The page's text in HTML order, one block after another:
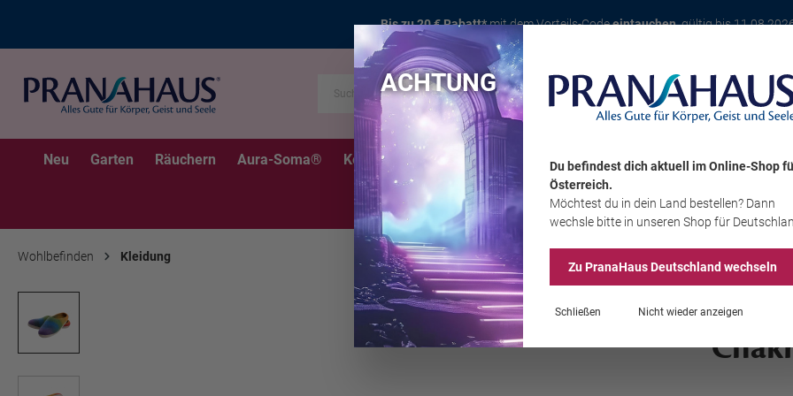
Bis zu 20 € Rabatt*mit dem Vorteils-Codeeintauchen, gültig bis
Karte
Neu Garten Räuchern Aura-Soma® Kerzen Schmuck Edelsteine Wohnambiente
Sale
Wohlbefinden Kleidung
ACHTUNG
Du befindest dich aktuell im Online-Shop
Österreich.
Möchtest du in dein Land bestellen? Dann
wechsle bitte in unseren Shop für
Zu PranaHausDeutschland wechseln
Schließen Nicht wieder anzeigen